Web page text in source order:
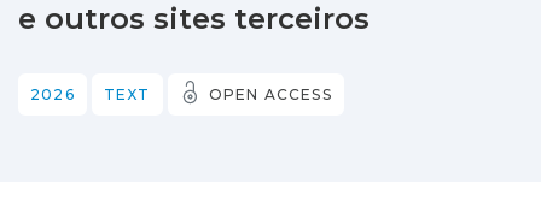
e outros sites terceiros
2026 TEXT OPEN ACCESS